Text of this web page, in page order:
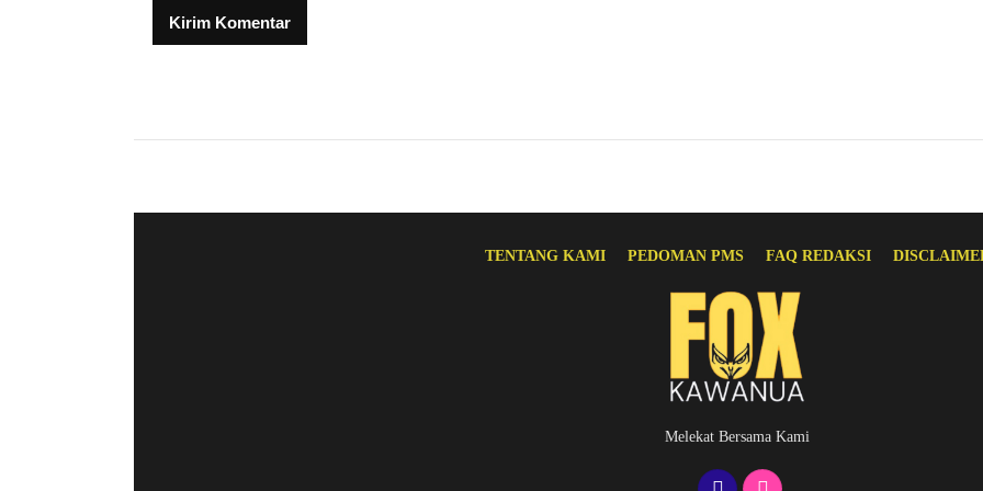
TENTANG KAMI PEDOMAN PMS FAQ REDAKSI
Melekat Bersama Kami